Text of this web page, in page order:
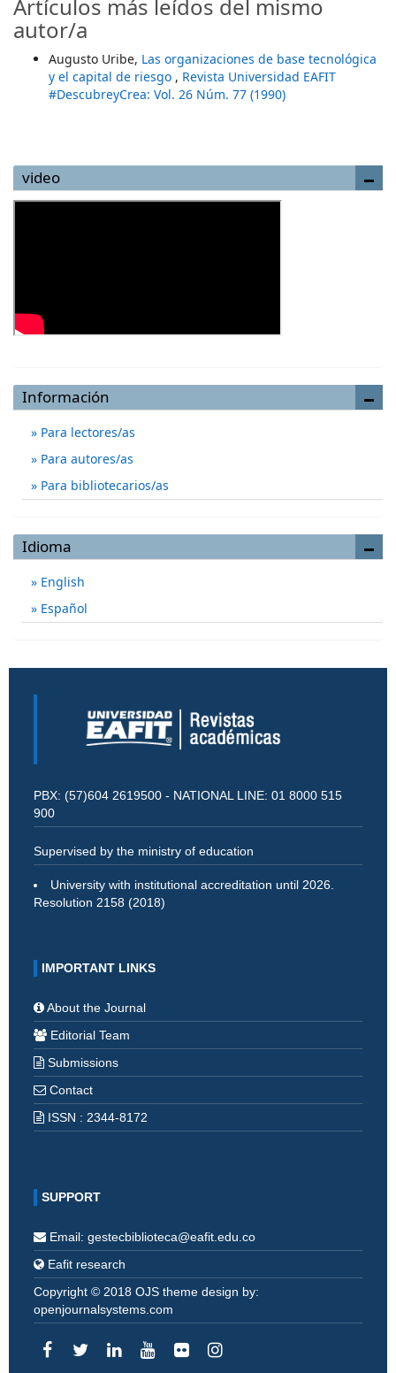
Artículos más leídos del mismo
autor/a
Augusto Uribe, Las organizaciones de base tecnológica
y el capital de riesgo , Revista Universidad EAFIT
#DescubreyCrea: Vol. 26 Núm. 77 (1990)
video
Información
Para lectores/as
Para autores/as
Para bibliotecarios/as
Idioma
English
Español
PBX: (57)604 2619500 - NATIONAL LINE: 01 8000 515
900
Supervised by the ministry of education
University with institutional accreditation until 2026.
Resolution 2158 (2018)
IMPORTANT LINKS
About the Journal
Editorial Team
Submissions
Contact
ISSN : 2344-8172
SUPPORT
Email: gestecbiblioteca@eafit.edu.co
Eafit research
Copyright © 2018 OJS theme design by:
openjournalsystems.com